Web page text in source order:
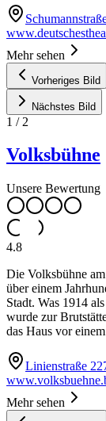
Mehr sehen
Vorheriges Bild
Nächstes Bild
1 / 2
Volksbühne
Unsere Bewertung
4.8
Die Volksbühne
über einem
Stadt. Was 1914
wurde zur
das Haus vor
Linienstraße
Mehr sehen